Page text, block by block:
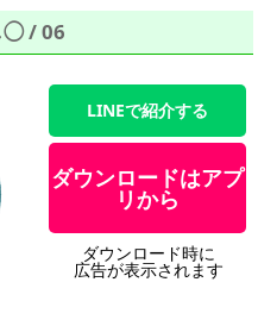
◯ / 06
LINEで紹介する
ダウンロードはアプ
リから
ダウンロード時に
広告が表示されます